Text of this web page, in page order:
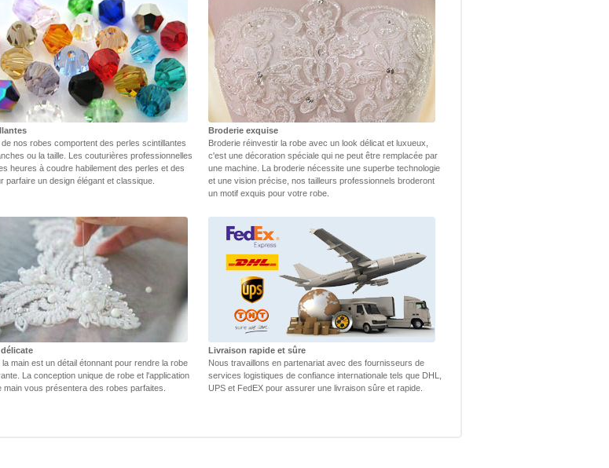
de nos robes comportent des perles scintillantes
ou la taille. Les couturières professionnelles
heures à coudre habilement des perles et des
parfaire un design élégant et classique.
Broderie exquise
Broderie réinvestir la robe avec un look délicat et luxueux,
c'est une décoration spéciale qui ne peut être remplacée par
une machine. La broderie nécessite une superbe technologie
et une vision précise, nos tailleurs professionnels broderont
un motif exquis pour votre robe.
la main est un détail étonnant pour rendre la robe
La conception unique de robe et l'application
main vous présentera des robes parfaites.
Livraison rapide et sûre
Nous travaillons en partenariat avec des fournisseurs de
services logistiques de confiance internationale tels que DHL,
UPS et FedEX pour assurer une livraison sûre et rapide.